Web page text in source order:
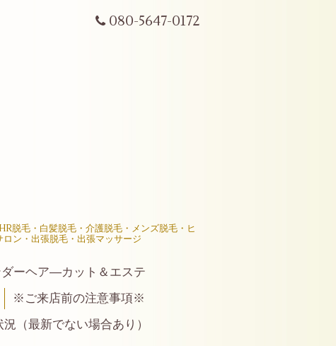
080-5647-0172
脱毛・白髪脱毛・介護脱毛・メンズ脱毛・ヒ
ン・出張脱毛・出張マッサージ
ーヘア―カット＆エステ
※ご来店前の注意事項※
（最新でない場合あり）